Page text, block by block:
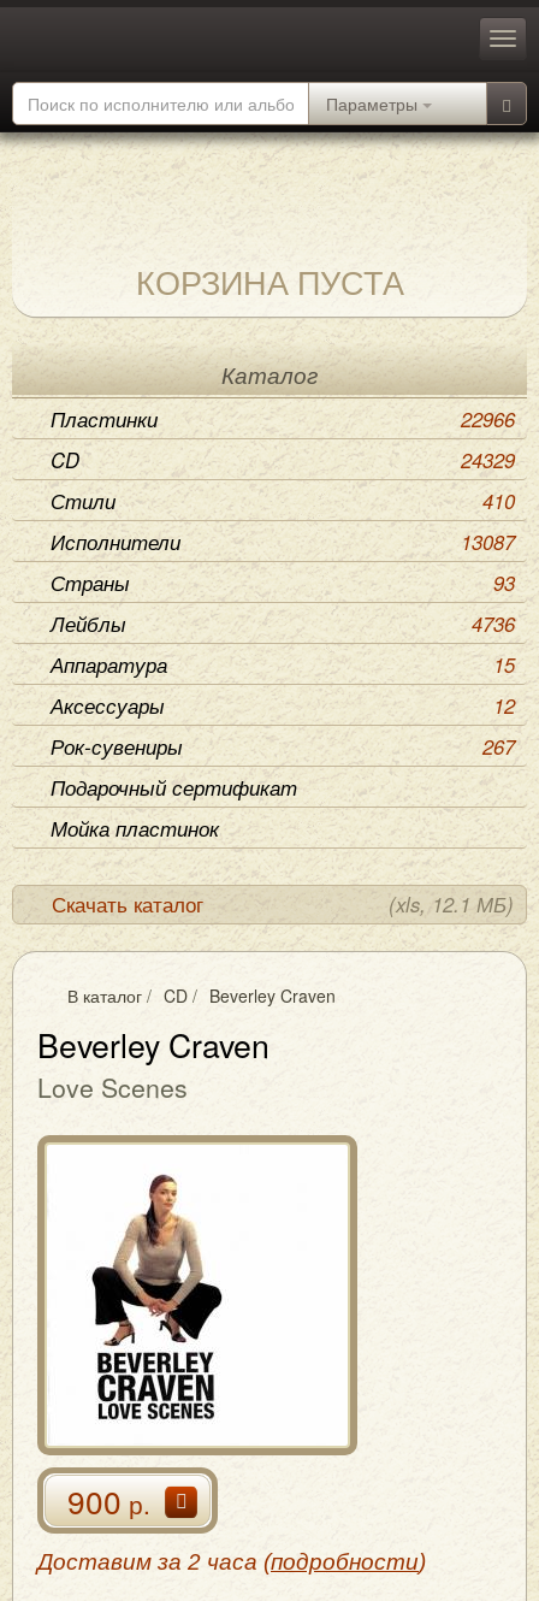
Параметры
КОРЗИНА ПУСТА
Каталог
Пластинки
22966
CD
24329
Стили
410
Исполнители
13087
Страны
93
Лейблы
4736
Аппаратура
15
Аксессуары
12
Рок-сувениры
267
Подарочный сертификат
Мойка пластинок
Скачать каталог (xls, 12.1 МБ)
В каталог / CD / Beverley Craven
Beverley Craven
Love Scenes
900р.
Доставим за 2 часа (подробности)